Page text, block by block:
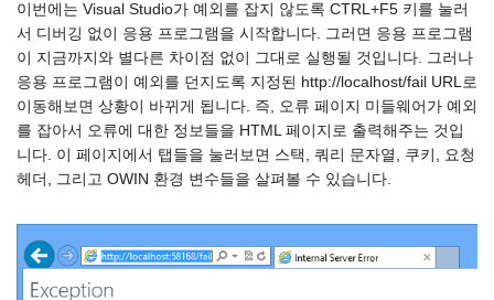
이번에는 Visual Studio가 예외를 잡지 않도록 CTRL+F5 키를 눌러
서 디버깅 없이 응용 프로그램을 시작합니다. 그러면 응용 프로그램
이 지금까지와 별다른 차이점 없이 그대로 실행될 것입니다. 그러나
응용 프로그램이 예외를 던지도록 지정된 http://localhost/fail URL로
이동해보면 상황이 바뀌게 됩니다. 즉, 오류 페이지 미들웨어가 예외
를 잡아서 오류에 대한 정보들을 HTML 페이지로 출력해주는 것입
니다. 이 페이지에서 탭들을 눌러보면 스택, 쿼리 문자열, 쿠키, 요청
헤더, 그리고 OWIN 환경 변수들을 살펴볼 수 있습니다.